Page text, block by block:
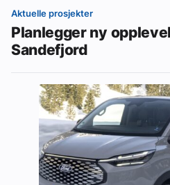
Aktuelle prosjekter
Planlegger ny
Sandefjord